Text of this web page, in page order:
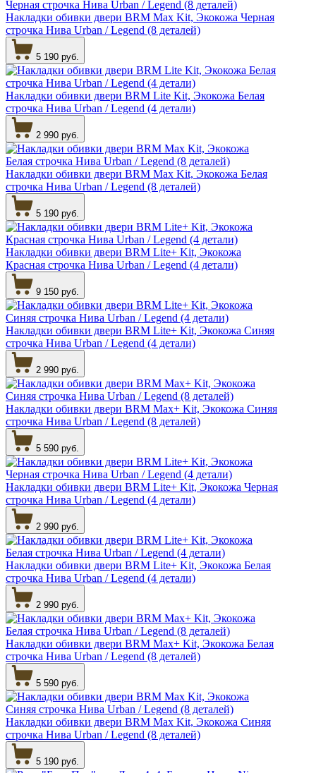
Накладки обивки двери BRM Max Kit, Экокожа Черная
строчка Нива Urban / Legend (8 деталей)
5 190 руб.
Накладки обивки двери BRM Lite Kit, Экокожа Белая
строчка Нива Urban / Legend (4 детали)
2 990 руб.
Накладки обивки двери BRM Max Kit, Экокожа Белая
строчка Нива Urban / Legend (8 деталей)
5 190 руб.
Накладки обивки двери BRM Lite+ Kit, Экокожа
Красная строчка Нива Urban / Legend (4 детали)
9 150 руб.
Накладки обивки двери BRM Lite+ Kit, Экокожа Синяя
строчка Нива Urban / Legend (4 детали)
2 990 руб.
Накладки обивки двери BRM Max+ Kit, Экокожа Синяя
строчка Нива Urban / Legend (8 деталей)
5 590 руб.
Накладки обивки двери BRM Lite+ Kit, Экокожа Черная
строчка Нива Urban / Legend (4 детали)
2 990 руб.
Накладки обивки двери BRM Lite+ Kit, Экокожа Белая
строчка Нива Urban / Legend (4 детали)
2 990 руб.
Накладки обивки двери BRM Max+ Kit, Экокожа Белая
строчка Нива Urban / Legend (8 деталей)
5 590 руб.
Накладки обивки двери BRM Max Kit, Экокожа Синяя
строчка Нива Urban / Legend (8 деталей)
5 190 руб.